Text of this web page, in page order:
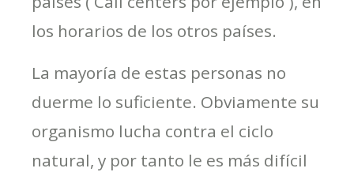
los horarios de los otros países.
La mayoría de estas personas no
duerme lo suficiente. Obviamente su
organismo lucha contra el ciclo
natural, y por tanto le es más difícil